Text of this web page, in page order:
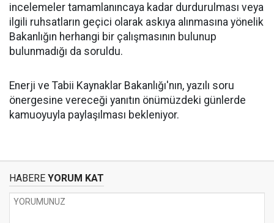
incelemeler tamamlanıncaya kadar durdurulması veya
ilgili ruhsatların geçici olarak askıya alınmasına yönelik
Bakanlığın herhangi bir çalışmasının bulunup
bulunmadığı da soruldu.
Enerji ve Tabii Kaynaklar Bakanlığı'nın, yazılı soru
önergesine vereceği yanıtın önümüzdeki günlerde
kamuoyuyla paylaşılması bekleniyor.
HABERE YORUM KAT